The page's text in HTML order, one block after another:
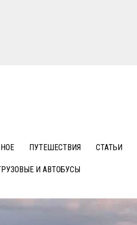
ПУТЕШЕСТВИЯ СТАТЬИ
И АВТОБУСЫ